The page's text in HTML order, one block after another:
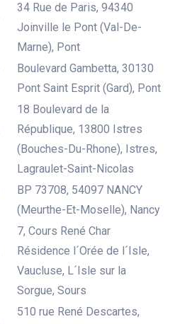
34 Rue de Paris, 94340
Joinville le Pont (Val-De-
Marne), Pont
Boulevard Gambetta, 30130
Pont Saint Esprit (Gard), Pont
18 Boulevard de la
République, 13800 Istres
(Bouches-Du-Rhone), Istres,
Lagraulet-Saint-Nicolas
BP 73708, 54097 NANCY
(Meurthe-Et-Moselle), Nancy
7, Cours René Char
Résidence l´Orée de l´Isle,
Vaucluse, L´Isle sur la
Sorgue, Sours
510 rue René Descartes,